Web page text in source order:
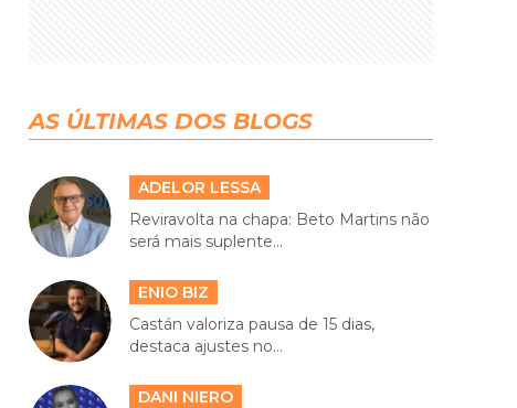
AS ÚLTIMAS DOS BLOGS
ADELOR LESSA
Reviravolta na chapa: Beto Martins não
será mais suplente...
ENIO BIZ
Castán valoriza pausa de 15 dias,
destaca ajustes no...
DANI NIERO